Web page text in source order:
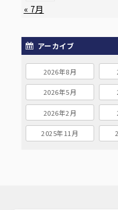
« 7月
アーカイブ
2026年8月
2026年5月
2026年2月
2025年11月